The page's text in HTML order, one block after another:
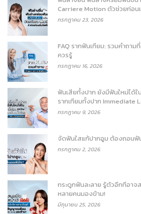
Carriere Motion ตัวช่วยก่อน
กรกฎาคม 23, 2026
FAQ รากฟันเทียม: รวมคำถา
ควรรู้
กรกฎาคม 16, 2026
ฟันเสียทั้งปาก ยังมีฟันใหม่ได้ใ
รากเทียมทั้งปาก Immediate
กรกฎาคม 9, 2026
จัดฟันใสแก้ปากอูม ต้องถอนฟั
กรกฎาคม 2, 2026
กระดูกฟันละลาย รู้ตัวอีกทีอา
หลายคนมองข้าม!
มิถุนายน 25, 2026